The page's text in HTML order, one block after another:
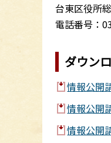
台東区役所
電話番号：
ダウン
情報公開
情報公開
情報公開